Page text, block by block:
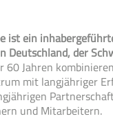
ist ein
Deutsch­land, der
60 Jahren
mit lang­­jähriger
und Mit­arbeitern.